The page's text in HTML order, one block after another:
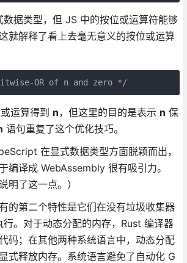
据类型，但 JS 中的按位或运算符能够
就解释了看上去毫无意义的按位或运算
OR of n and zero */
运算得到 n，但这里的目的是表示 n 保
语句重复了这个优化技巧。
在显式数据类型方面脱颖而出，
编译成 WebAssembly 很有吸引力。
明了这一点。）
的第二个特性是它们在没有垃圾收集器
行。对于动态分配的内存，Rust 编译器
码；在其他两种系统语言中，动态分配
式释放内存。系统语言避免了自动化 G